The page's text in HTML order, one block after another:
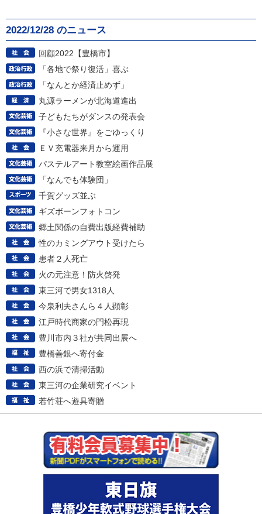
2022/12/28 のニュース
回顧2022【豊橋市】
「各地で祭り復活」喜ぶ
「なんとか経済止めず」
丸源ラーメンが北海道進出
子どもたちがダンスの発表会
『小さな世界』をごゆっくり
ＥＶ充電器来月から運用
パステルアート教室絵画作品展
「なんでも体験団」
千賀グッズ並ぶ
ギズボーンフォトコン
郷土関係の自費出版経費補助
性のカミングアウト受けたら
患者２人死亡
火の元注意！防火啓発
東三河で男女1318人
今泉利夫さんら４人顕彰
江戸時代商家の門松再現
豊川市内３社が共同出展へ
豊橋善銀へ寄付金
西の浜で清掃活動
東三河の企業研究イベント
若竹荘へ遊具寄贈